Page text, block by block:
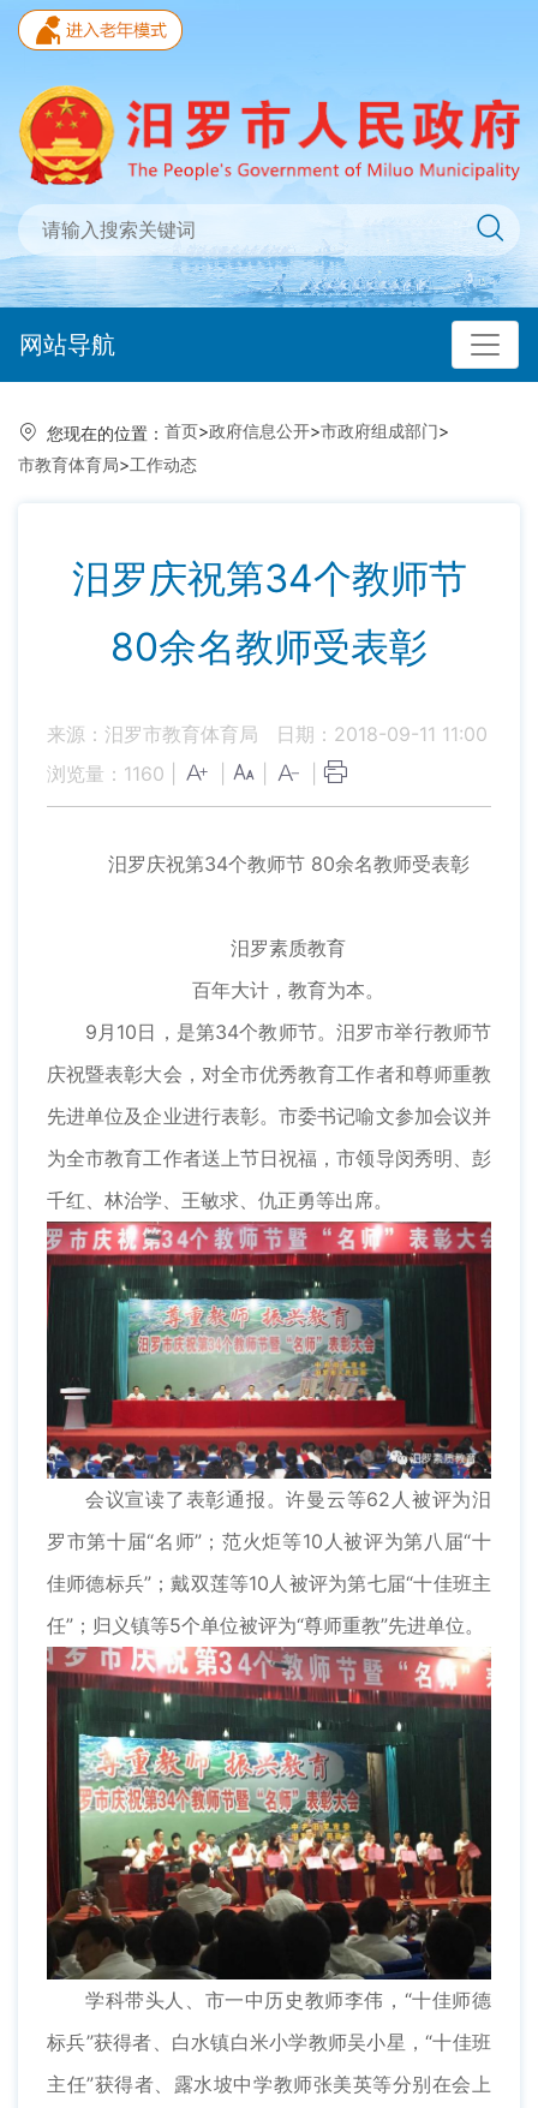
网站导航
您现在的位置： 首页>政府信息公开>市政府组成部门>
市教育体育局>工作动态
汨罗庆祝第34个教师节
80余名教师受表彰
来源：汨罗市教育体育局
日期：2018-09-11 11:00
浏览量： 1160
汨罗庆祝第34个教师节 80余名教师受表彰
汨罗素质教育
百年大计，教育为本。
9月10日，是第34个教师节。汨罗市举行教师节
庆祝暨表彰大会，对全市优秀教育工作者和尊师重教
先进单位及企业进行表彰。市委书记喻文参加会议并
为全市教育工作者送上节日祝福，市领导闵秀明、彭
千红、林治学、王敏求、仇正勇等出席。
会议宣读了表彰通报。许曼云等62人被评为汨
罗市第十届“名师”；范火炬等10人被评为第八届“十
佳师德标兵”；戴双莲等10人被评为第七届“十佳班主
任”；归义镇等5个单位被评为“尊师重教”先进单位。
学科带头人、市一中历史教师李伟，“十佳师德
标兵”获得者、白水镇白米小学教师吴小星，“十佳班
主任”获得者、露水坡中学教师张美英等分别在会上